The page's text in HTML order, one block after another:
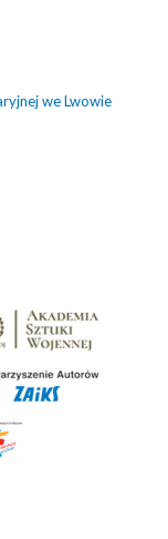
we Lwowie